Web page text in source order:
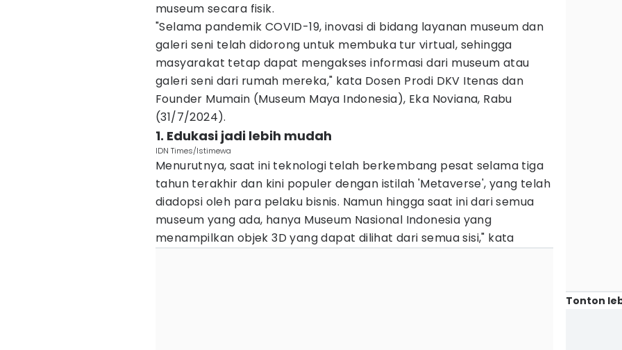
museum secara fisik.
"Selama pandemik COVID-19, inovasi di bidang layanan museum dan
galeri seni telah didorong untuk membuka tur virtual, sehingga
masyarakat tetap dapat mengakses informasi dari museum atau
galeri seni dari rumah mereka," kata Dosen Prodi DKV Itenas dan
Founder Mumain (Museum Maya Indonesia), Eka Noviana, Rabu
(31/7/2024).
1. Edukasi jadi lebih mudah
IDN Times/Istimewa
Menurutnya, saat ini teknologi telah berkembang pesat selama tiga
tahun terakhir dan kini populer dengan istilah 'Metaverse', yang telah
diadopsi oleh para pelaku bisnis. Namun hingga saat ini dari semua
museum yang ada, hanya Museum Nasional Indonesia yang
menampilkan objek 3D yang dapat dilihat dari semua sisi," kata
Tonton